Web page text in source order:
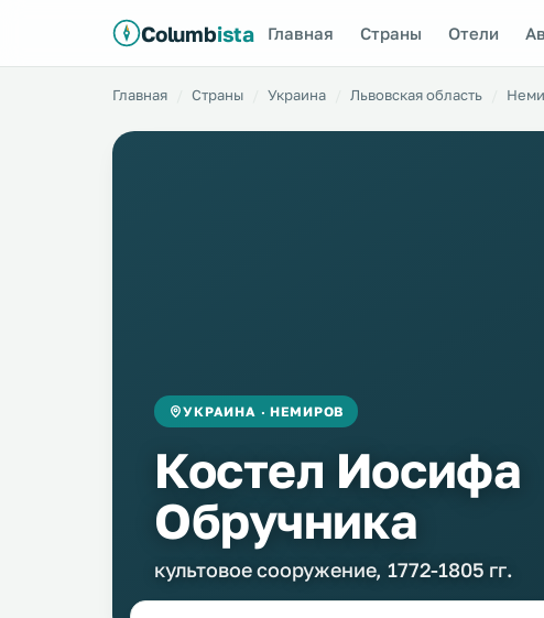
Columbista Главная Страны Отели
Главная Страны Украина Львовская область
УКРАИНА · НЕМИРОВ
Костел Иосифа
Обручника
культовое сооружение, 1772-1805 гг.